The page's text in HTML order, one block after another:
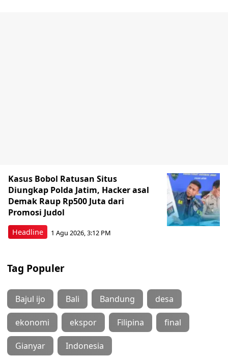
Headline
Kasus Bobol Ratusan Situs
Diungkap Polda Jatim, Hacker asal
Demak Raup Rp500 Juta dari
Promosi Judol
1 Agu 2026, 3:12 PM
Tag Populer
Bajul ijo Bali Bandung desa
ekonomi ekspor Filipina final
Gianyar Indonesia